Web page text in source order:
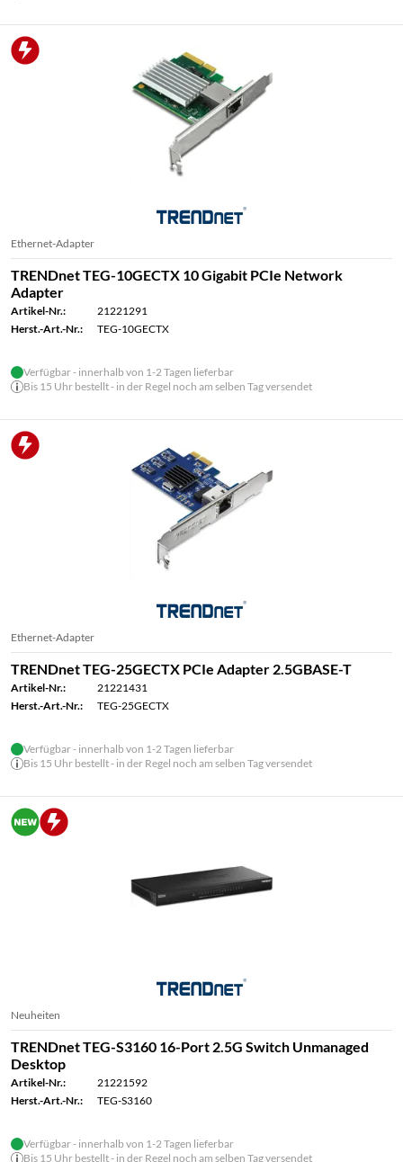
Ethernet-Adapter
TRENDnet TEG-10GECTX 10 Gigabit PCIe Network
Adapter
Artikel-Nr.:
21221291
Herst.-Art.-Nr.:
TEG-10GECTX
Verfügbar - innerhalb von 1-2 Tagen lieferbar
Bis 15 Uhr bestellt - in der Regel noch am selben Tag versendet
Ethernet-Adapter
TRENDnet TEG-25GECTX PCIe Adapter 2.5GBASE-T
Artikel-Nr.:
21221431
Herst.-Art.-Nr.:
TEG-25GECTX
Verfügbar - innerhalb von 1-2 Tagen lieferbar
Bis 15 Uhr bestellt - in der Regel noch am selben Tag versendet
Neuheiten
TRENDnet TEG-S3160 16-Port 2.5G Switch Unmanaged
Desktop
Artikel-Nr.:
21221592
Herst.-Art.-Nr.:
TEG-S3160
Verfügbar - innerhalb von 1-2 Tagen lieferbar
Bis 15 Uhr bestellt - in der Regel noch am selben Tag versendet